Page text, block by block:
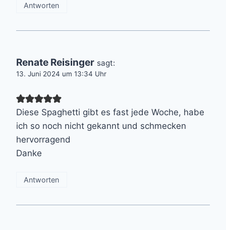
Antworten
Renate Reisinger sagt:
13. Juni 2024 um 13:34 Uhr
Diese Spaghetti gibt es fast jede Woche, habe
ich so noch nicht gekannt und schmecken
hervorragend
Danke
Antworten